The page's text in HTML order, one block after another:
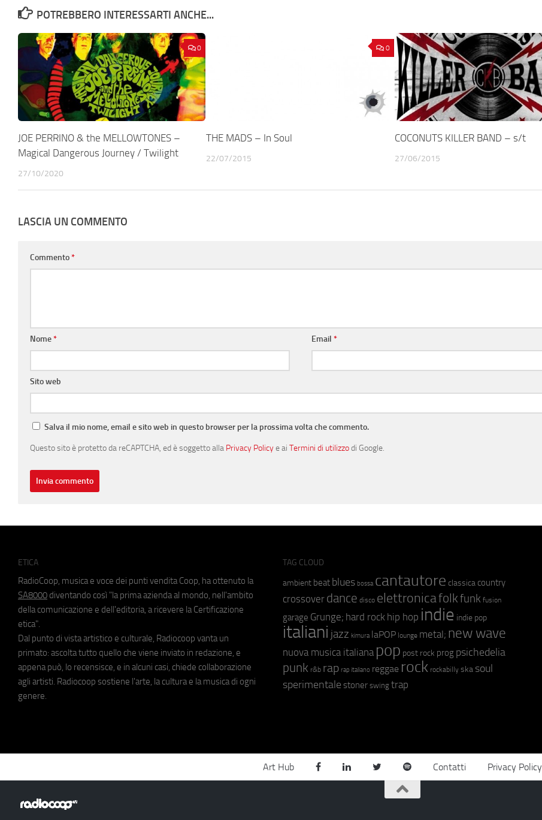
POTREBBERO INTERESSARTI ANCHE...
0
JOE PERRINO & the MELLOWTONES –
Magical Dangerous Journey / Twilight
27/10/2020
0
THE MADS – In Soul
22/07/2015
COCONUTS KILLER BAND – s/t
27/06/2015
LASCIA UN COMMENTO
Commento*
Nome* Email*
Sito web
Salva il mio nome, email e sito web in questo browser per la prossima volta che commento.
Questo sito è protetto da reCAPTCHA, ed è soggetto alla Privacy Policye ai Termini di utilizzodi Google.
ETICA
RadioCoop, musica e voce dei punti vendita Coop, ha ottenuto la
SA8000 diventando così "la prima azienda al mondo, nell'ambito
della comunicazione e dell'editoria, a ricevere la Certificazione
etica".
Dal punto di vista artistico e culturale, Radiocoop vanta un
primato: ascolta tutto quello che viene inviato in redazione, e
appena può, lo recensisce, e in alcuni casi, chiede collaborazione
agli artisti. Radiocoop sostiene l'arte, la cultura e la musica di ogni
genere.
TAG CLOUD
ambient beat blues bossa cantautore classica country
crossover dance disco elettronicafolkfunk fusion
garage Grunge; hard rock hip hop indie indie pop
italiani jazz kimura laPOP lounge metal; new wave
nuova musica italiana pop post rock prog psichedelia
punk r&b rap rap italiano reggae rock rockabilly ska soul
sperimentale stoner swing trap
Art Hub Contatti Privacy Policy